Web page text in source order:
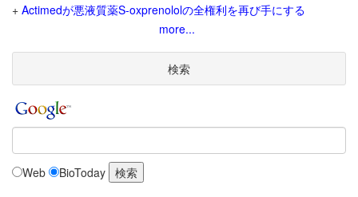
+ Actimedが悪液質薬S-oxprenololの全権利を再び手にする
more...
検索
Web BioToday